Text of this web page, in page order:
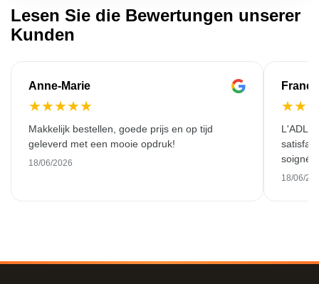
Lesen Sie die Bewertungen unserer
Kunden
Anne-Marie
★★★★★
Makkelijk bestellen, goede prijs en op tijd
geleverd met een mooie opdruk!
18/06/2026
★★
L'ADL
soigné
18/06/